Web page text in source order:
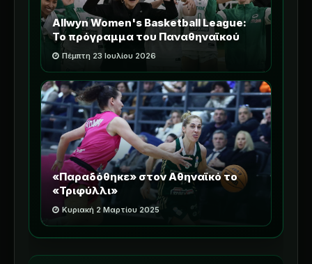
Allwyn Women's Basketball League:
Το πρόγραμμα του Παναθηναϊκού
Πέμπτη 23 Ιουλίου 2026
«Παραδόθηκε» στον Αθηναϊκό το
«Τριφύλλι»
Κυριακή 2 Μαρτίου 2025